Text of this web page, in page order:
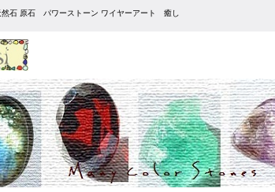
然石 原石 パワーストーン ワイヤーアート 癒し